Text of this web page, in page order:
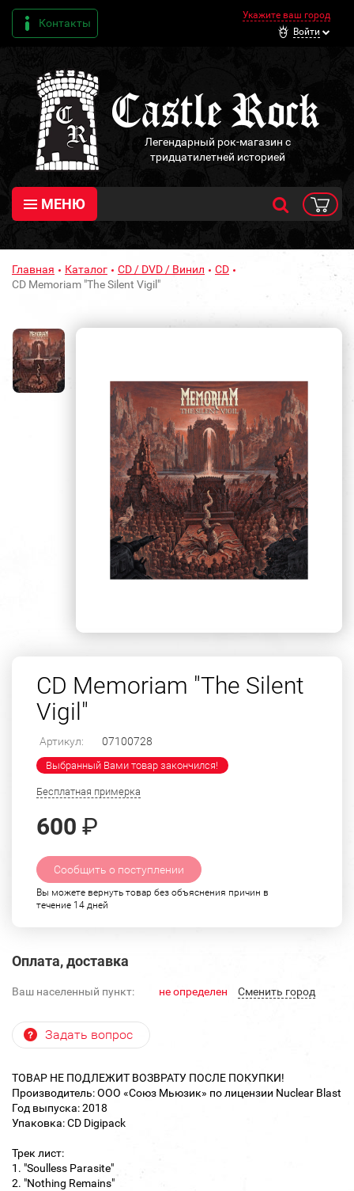
Контакты
Укажите ваш город
Войти
Легендарный рок-магазин с
тридцатилетней историей
МЕНЮ
Главная Каталог CD / DVD / Винил
CD
CD Memoriam "The Silent Vigil"
CD Memoriam "The Silent
Vigil"
Артикул: 07100728
Выбранный Вами товар закончился!
Бесплатная примерка
600 ₽
Сообщить о поступлении
Вы можете вернуть товар без объяснения причин в
течение 14 дней
Оплата, доставка
Ваш населенный пункт: не определен Cменить город
Задать вопрос
ТОВАР НЕ ПОДЛЕЖИТ ВОЗВРАТУ ПОСЛЕ ПОКУПКИ!
Производитель: ООО «Союз Мьюзик» по лицензии Nuclear Blast
Год выпуска: 2018
Упаковка: CD Digipack
Трек лист:
1. "Soulless Parasite"
2. "Nothing Remains"